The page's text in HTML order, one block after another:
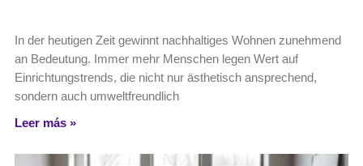
In der heutigen Zeit gewinnt nachhaltiges Wohnen zunehmend
an Bedeutung. Immer mehr Menschen legen Wert auf
Einrichtungstrends, die nicht nur ästhetisch ansprechend,
sondern auch umweltfreundlich
Leer más »